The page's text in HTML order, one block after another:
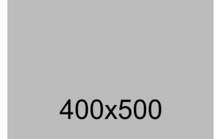
04/08/2026 22:54 WIB || MAKRO/MIKRO
Eksepsinya Diterima Hakim, Dokter